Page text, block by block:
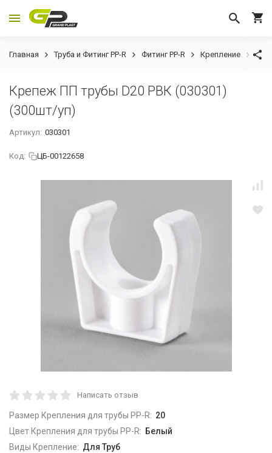
Главная Труба и Фитинг PP-R Фитинг PP-R Крепление
Крепеж ПП трубы D20 РВК (030301)
(300шт/уп)
Артикул: 030301
Код: ЦБ-00122658
Написать отзыв
Размер Крепления для трубы PP-R: 20
Цвет Крепления для трубы PP-R:
Белый
Виды Крепление: Для Труб